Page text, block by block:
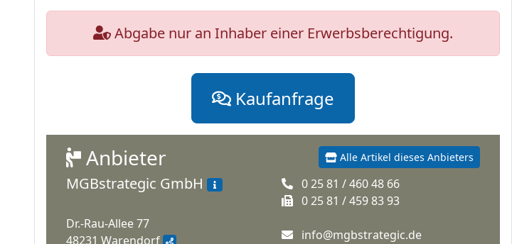
Abgabe nur an Inhaber einer Erwerbsberechtigung.
Kaufanfrage
Alle Artikel dieses Anbieters
Anbieter
MGBstrategic GmbH
Dr.-Rau-Allee 77
48231 Warendorf
0 25 81 / 460 48 66
0 25 81 / 459 83 93
info@mgbstrategic.de